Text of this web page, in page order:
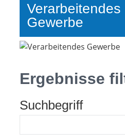
Firmen
Verarbeitendes
Gewerbe
Ergebnisse
Suchbegriff